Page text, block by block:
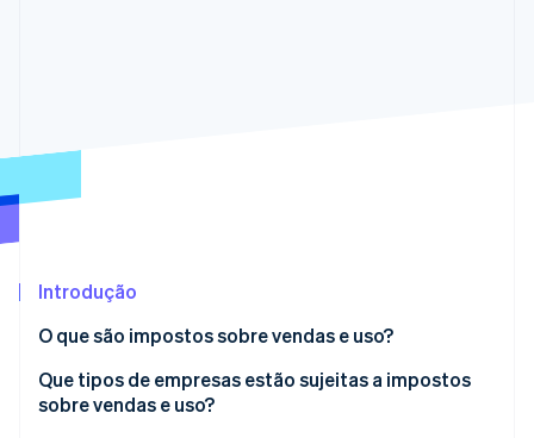
Radar
Atlas
Remoção de carbono
Verificação de identidade
Introdução
O que são impostos sobre vendas e uso?
Que tipos de empresas estão sujeitas a impostos
sobre vendas e uso?